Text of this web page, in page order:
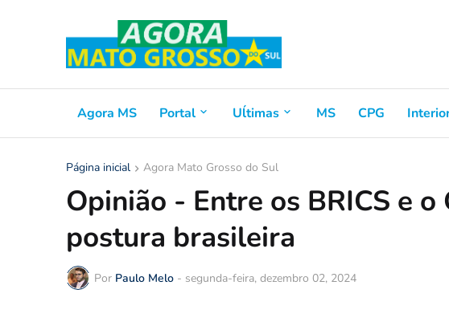
Agora MS Portal Uĺtimas MS CPG
Página inicial Agora Mato Grosso do Sul
Opinião - Entre os BRICS e
postura brasileira
Por Paulo Melo - segunda-feira, dezembro 02, 2024